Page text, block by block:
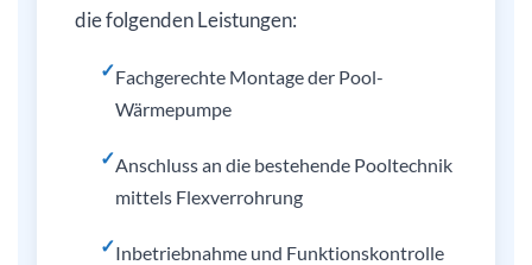
die folgenden Leistungen:
✓Fachgerechte Montage der Pool-
Wärmepumpe
✓Anschluss an die bestehende Pooltechnik
mittels Flexverrohrung
✓Inbetriebnahme und Funktionskontrolle